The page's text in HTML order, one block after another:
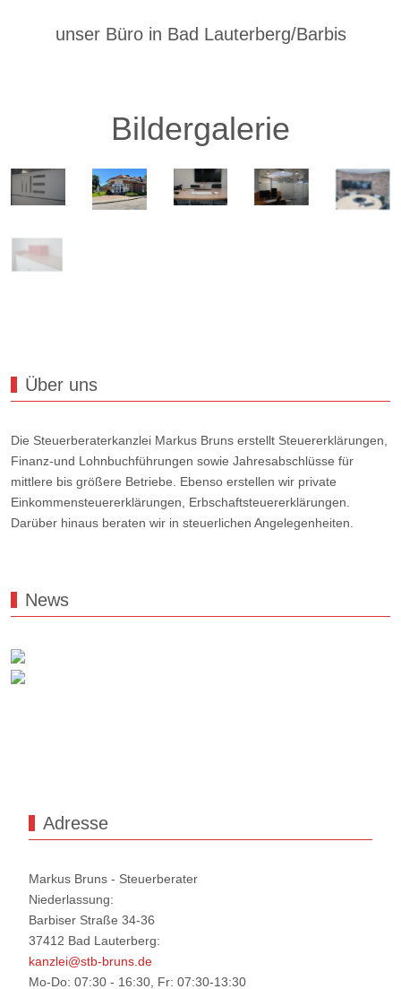
unser Büro in Bad Lauterberg/Barbis
Bildergalerie
Über uns
Die Steuerberaterkanzlei Markus Bruns erstellt Steuererklärungen,
Finanz-und Lohnbuchführungen sowie Jahresabschlüsse für
mittlere bis größere Betriebe. Ebenso erstellen wir private
Einkommensteuererklärungen, Erbschaftsteuererklärungen.
Darüber hinaus beraten wir in steuerlichen Angelegenheiten.
News
Adresse
Markus Bruns - Steuerberater
Niederlassung:
Barbiser Straße 34-36
37412 Bad Lauterberg:
kanzlei@stb-bruns.de
Mo-Do: 07:30 - 16:30, Fr: 07:30-13:30